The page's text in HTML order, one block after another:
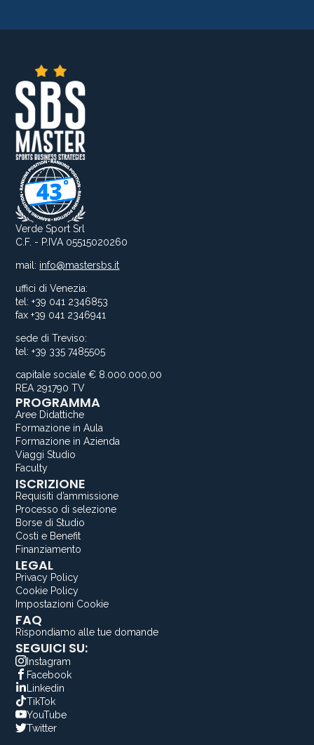
Verde Sport Srl
C.F. - P.IVA 05515020260
mail: info@mastersbs.it
uffici di Venezia:
tel: +39 041 2346853
fax +39 041 2346941
sede di Treviso:
tel: +39 335 7485505
capitale sociale € 8.000.000,00
REA 291790 TV
PROGRAMMA
Aree Didattiche
Formazione in Aula
Formazione in Azienda
Viaggi Studio
Faculty
ISCRIZIONE
Requisiti d’ammissione
Processo di selezione
Borse di Studio
Costi e Benefit
Finanziamento
LEGAL
Privacy Policy
Cookie Policy
Impostazioni Cookie
FAQ
Rispondiamo alle tue domande
SEGUICI SU:
Instagram
Facebook
Linkedin
TikTok
YouTube
Twitter